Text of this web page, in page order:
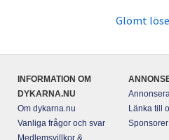
Glömt
INFORMATION OM
DYKARNA.NU
Om dykarna.nu
Vanliga frågor och svar
Medlemsvillkor &
Länka till
Sponsorer